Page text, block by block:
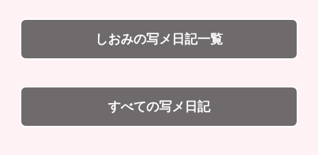
しおみの写メ日記一覧
すべての写メ日記